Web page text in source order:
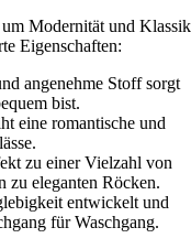
Modernität und Klassik
Eigenschaften:
angenehme Stoff sorgt
bist.
eine romantische und
zu einer Vielzahl von
zu eleganten Röcken.
entwickelt und
für Waschgang.